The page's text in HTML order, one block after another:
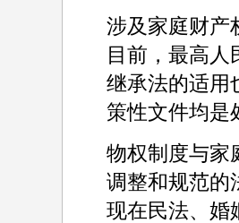
涉及家庭财产
目前，最高人
继承法的适用
策性文件均是
物权制度与家
调整和规范的
现在民法、婚